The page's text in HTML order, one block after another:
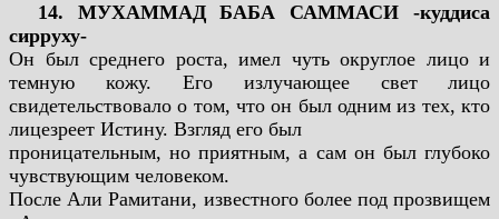
14. МУХАММАД БАБА САММАСИ -куддиса
сирруху-
Он был среднего роста, имел чуть округлое лицо и
темную кожу. Его излучающее свет
лицо
свидетельствовало о том, что он был одним из тех, кто
лицезреет Истину. Взгляд его был
проницательным, но приятным, а сам он был глубоко
чувствующим человеком.
После Али Рамитани, известного более под прозвищем